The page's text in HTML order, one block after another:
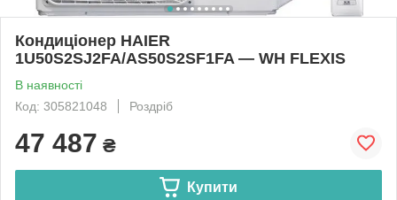
Кондиціонер HAIER
1U50S2SJ2FA/AS50S2SF1FA — WH FLEXIS
В наявності
Код: 305821048
Роздріб
47 487 ₴
Купити